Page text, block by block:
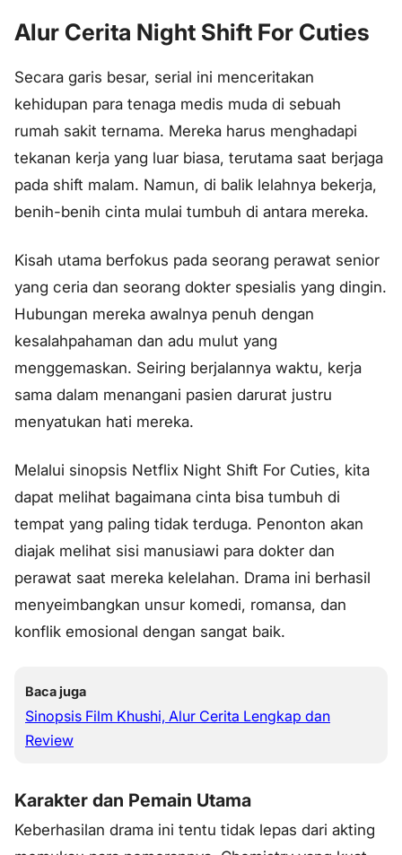
Alur Cerita Night Shift For Cuties
Secara garis besar, serial ini menceritakan
kehidupan para tenaga medis muda di sebuah
rumah sakit ternama. Mereka harus menghadapi
tekanan kerja yang luar biasa, terutama saat berjaga
pada shift malam. Namun, di balik lelahnya bekerja,
benih-benih cinta mulai tumbuh di antara mereka.
Kisah utama berfokus pada seorang perawat senior
yang ceria dan seorang dokter spesialis yang dingin.
Hubungan mereka awalnya penuh dengan
kesalahpahaman dan adu mulut yang
menggemaskan. Seiring berjalannya waktu, kerja
sama dalam menangani pasien darurat justru
menyatukan hati mereka.
Melalui sinopsis Netflix Night Shift For Cuties, kita
dapat melihat bagaimana cinta bisa tumbuh di
tempat yang paling tidak terduga. Penonton akan
diajak melihat sisi manusiawi para dokter dan
perawat saat mereka kelelahan. Drama ini berhasil
menyeimbangkan unsur komedi, romansa, dan
konflik emosional dengan sangat baik.
Baca juga
Sinopsis Film Khushi, Alur Cerita Lengkap dan
Review
Karakter dan Pemain Utama
Keberhasilan drama ini tentu tidak lepas dari akting